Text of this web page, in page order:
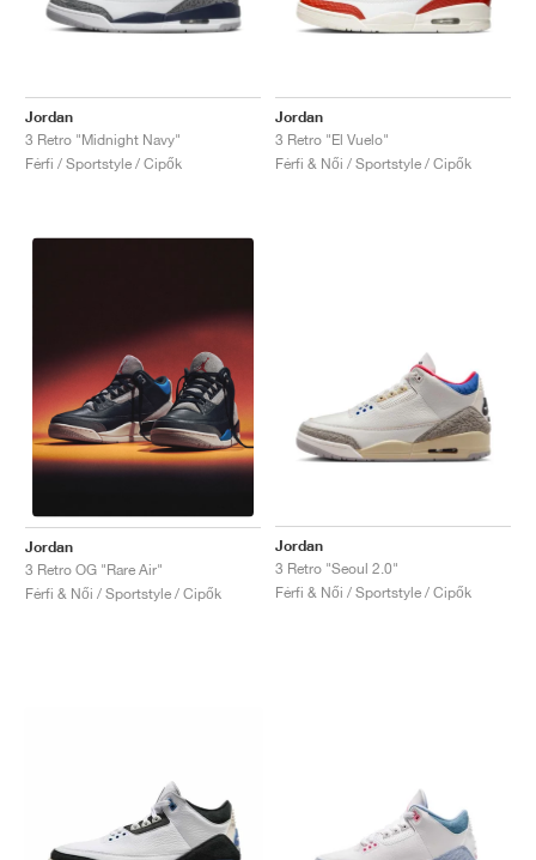
Jordan
3 Retro "Midnight Navy"
Férfi / Sportstyle / Cipők
Jordan
3 Retro "El Vuelo"
Férfi & Női / Sportstyle / Cipők
Jordan
3 Retro OG "Rare Air"
Férfi & Női / Sportstyle / Cipők
Jordan
3 Retro "Seoul 2.0"
Férfi & Női / Sportstyle / Cipők